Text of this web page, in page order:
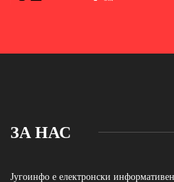
ЗА НАС
Југоинфо е електронски